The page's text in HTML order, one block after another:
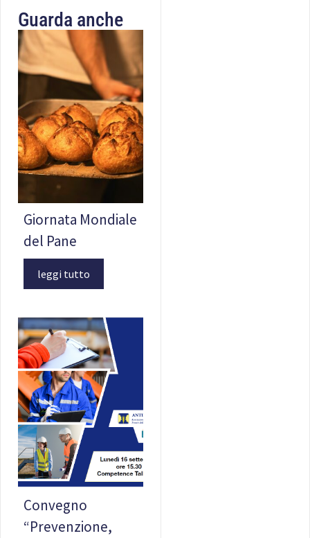
Guarda anche
Giornata Mondiale
del Pane
leggi tutto
Convegno
“Prevenzione,